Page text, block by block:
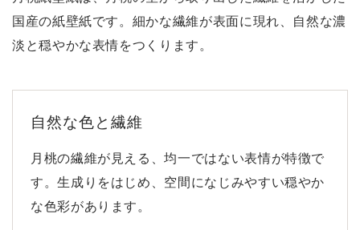
国産の紙壁紙です。細かな繊維が表面に現れ、自然な濃
淡と穏やかな表情をつくります。
自然な色と繊維
月桃の繊維が見える、均一ではない表情が特徴で
す。生成りをはじめ、空間になじみやすい穏やか
な色彩があります。